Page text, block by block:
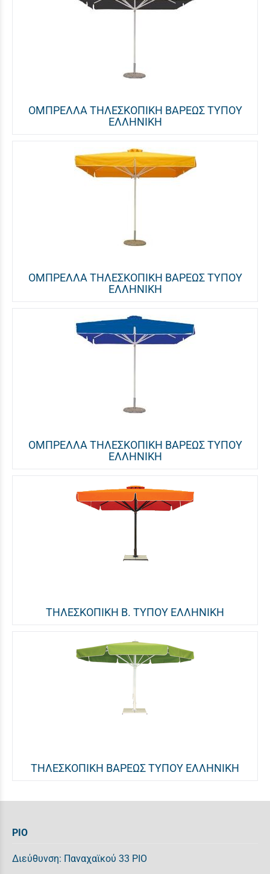
ΟΜΠΡΕΛΛΑ ΤΗΛΕΣΚΟΠΙΚΗ ΒΑΡΕΩΣ ΤΥΠΟΥ
ΕΛΛΗΝΙΚΗ
ΟΜΠΡΕΛΛΑ ΤΗΛΕΣΚΟΠΙΚΗ ΒΑΡΕΩΣ ΤΥΠΟΥ
ΕΛΛΗΝΙΚΗ
OΜΠΡΕΛΛΑ ΤΗΛΕΣΚΟΠΙΚΗ ΒΑΡΕΩΣ ΤΥΠΟΥ
ΕΛΛΗΝΙΚΗ
ΤΗΛΕΣΚΟΠΙΚΗ Β. ΤΥΠΟΥ ΕΛΛΗΝΙΚΗ
ΤΗΛΕΣΚΟΠΙΚΗ ΒΑΡΕΩΣ ΤΥΠΟΥ ΕΛΛΗΝΙΚΗ
ΡΙΟ
Διεύθυνση: Παναχαϊκού 33 ΡΙΟ